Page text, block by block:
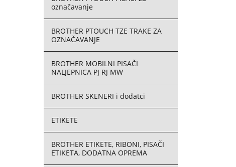
označavanje
BROTHER PTOUCH TZE TRAKE ZA
OZNAČAVANJE
BROTHER MOBILNI PISAČI
NALJEPNICA PJ RJ MW
BROTHER SKENERI i dodatci
ETIKETE
BROTHER ETIKETE, RIBONI, PISAČI
ETIKETA, DODATNA OPREMA